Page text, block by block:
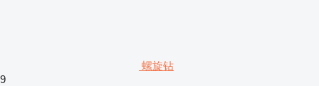
螺旋钻
9